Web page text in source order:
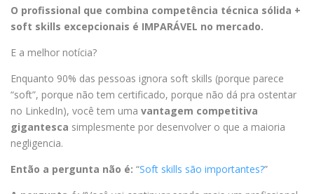
O profissional que combina competência técnica sólida +
soft skills excepcionais é IMPARÁVEL no mercado.
E a melhor notícia?
Enquanto 90% das pessoas ignora soft skills (porque parece
“soft”, porque não tem certificado, porque não dá pra ostentar
no LinkedIn), você tem uma vantagem competitiva
gigantesca simplesmente por desenvolver o que a maioria
negligencia.
Então a pergunta não é: “Soft skills são importantes?”